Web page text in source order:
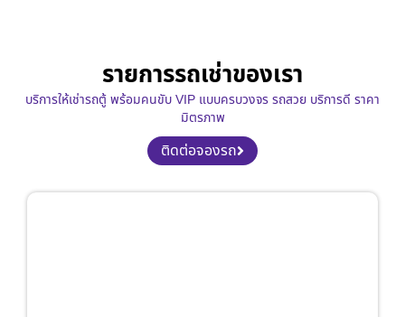
รายการรถเช่าของเรา
บริการให้เช่ารถตู้ พร้อมคนขับ VIP แบบครบวงจร รถสวย บริการดี ราคา
มิตรภาพ
ติดต่อจองรถ